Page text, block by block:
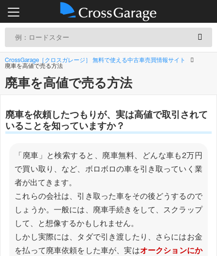
CrossGarage［クロスガレージ］ 無料で使える中古車売買情報サイト
廃車を高値で売る方法
廃車を高値で売る方法
廃車を依頼したつもりが、実は高値で取引されて
いることを知っていますか？
「廃車」と検索すると、廃車無料、どんな車も2万円
で買い取り、など、ボロボロの車を引き取っていく業
者が出てきます。
これらの会社は、引き取った車をその後どうするので
しょうか。一般には、廃車手続きをして、スクラップ
して、と想像するかもしれません。
しかし実際には、タダで引き渡したり、さらにはお金
を払って廃車依頼をした車が、実はオークションにか